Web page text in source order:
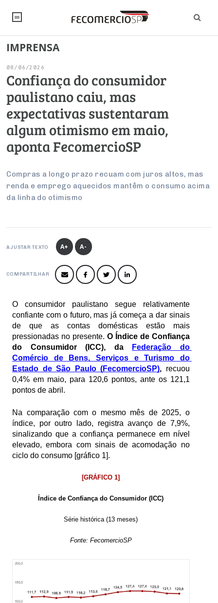
NOTÍCIAS
Editorial
Artigos
Institucional
Debates Fecomercio-SP
PROJETOS ESPECIAIS:
UM BRASIL
Economia
Pesquisas
Brasil
Internacional
Modernização do Estado
Economia Digital
Legislação
Trabalho
Arbitragem e Mediação
Reforma Tributária
Negócios
Atacado
PROJETOS ESPECIAIS:
Sustentabilidade
ESG
COP30
Últimas Notícias
SINDICATOS
PESQUISAS
FALE CONOSCO
INSTITUCIONAL
Imprensa
Cecomercio
Prêmio de Sustentabilidade
CONSELHOS
Conselho de Turismo
Conselho de Assuntos Tributários
Conselho Estadual de Defesa do Contribuinte
Conselho de Economia Empresarial e Política
Conselho Superior de Direito
Conselho do Comércio Atacadista
Conselho de Serviços
Conselho de Relações Internacionais
Conselho de Sustentabilidade
Conselho de Comércio Eletrônico
EMPRESAS
IMPRENSA
08/06/2026
Confiança do consumidor
paulistano caiu, mas
expectativas sustentaram
algum otimismo em maio,
aponta FecomercioSP
Compras a longo prazo recuam com juros altos, mas
renda e emprego aquecidos mantêm o consumo acima
da linha do otimismo
AJUSTAR TEXTO A+ A-
COMPARTILHAR
O consumidor paulistano segue relativamente
confiante com o futuro, mas já começa a dar sinais
de que as contas domésticas estão mais
pressionadas no presente. O Índice de Confiança
do Consumidor (ICC), da
Federação do
Comércio de Bens, Serviços e Turismo do
Estado de São Paulo (FecomercioSP), recuou
0,4% em maio, para 120,6 pontos, ante os 121,1
pontos de abril.
Na comparação com o mesmo mês de 2025, o
índice, por outro lado, registra avanço de 7,9%,
sinalizando que a confiança permanece em nível
elevado, embora com sinais de acomodação no
ciclo do consumo [gráfico 1].
[GRÁFICO 1]
Índice de Confiança do Consumidor (ICC)
Série histórica (13 meses)
Fonte: FecomercioSP